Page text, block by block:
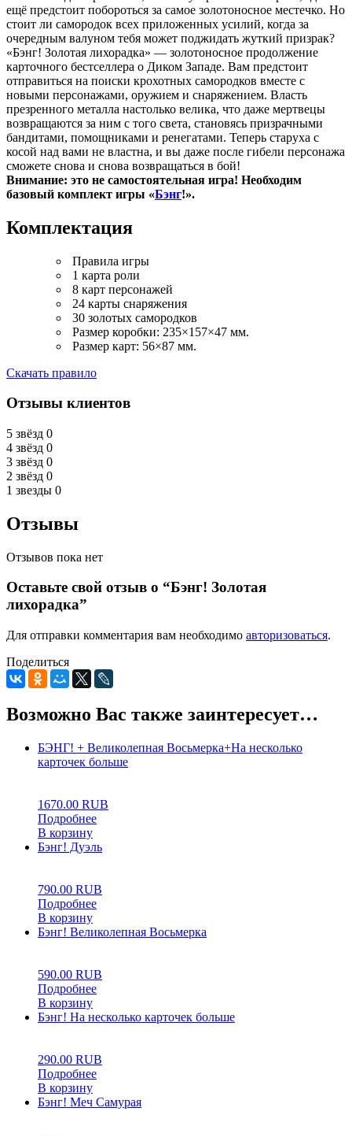
ещё предстоит побороться за самое золотоносное местечко. Но
стоит ли самородок всех приложенных усилий, когда за
очередным валуном тебя может поджидать жуткий призрак?
«Бэнг! Золотая лихорадка» — золотоносное продолжение
карточного бестселлера о Диком Западе. Вам предстоит
отправиться на поиски крохотных самородков вместе с
новыми персонажами, оружием и снаряжением. Власть
презренного металла настолько велика, что даже мертвецы
возвращаются за ним с того света, становясь призрачными
бандитами, помощниками и ренегатами. Теперь старуха с
косой над вами не властна, и вы даже после гибели персонажа
сможете снова и снова возвращаться в бой!
Внимание: это не самостоятельная игра! Необходим
базовый комплект игры «Бэнг!».
Комплектация
Правила игры
1 карта роли
8 карт персонажей
24 карты снаряжения
30 золотых самородков
Размер коробки: 235×157×47 мм.
Размер карт: 56×87 мм.
Скачать правило
Отзывы клиентов
5 звёзд 0
4 звёзд 0
3 звёзд 0
2 звёзд 0
1 звезды 0
Отзывы
Отзывов пока нет
Оставьте свой отзыв о “Бэнг! Золотая
лихорадка”
Для отправки комментария вам необходимо авторизоваться.
Поделиться
Возможно Вас также заинтересует…
БЭНГ! + Великолепная Восьмерка+На несколько
карточек больше
1670.00 RUB
Подробнее
В корзину
Бэнг! Дуэль
790.00 RUB
Подробнее
В корзину
Бэнг! Великолепная Восьмерка
590.00 RUB
Подробнее
В корзину
Бэнг! На несколько карточек больше
290.00 RUB
Подробнее
В корзину
Бэнг! Меч Самурая